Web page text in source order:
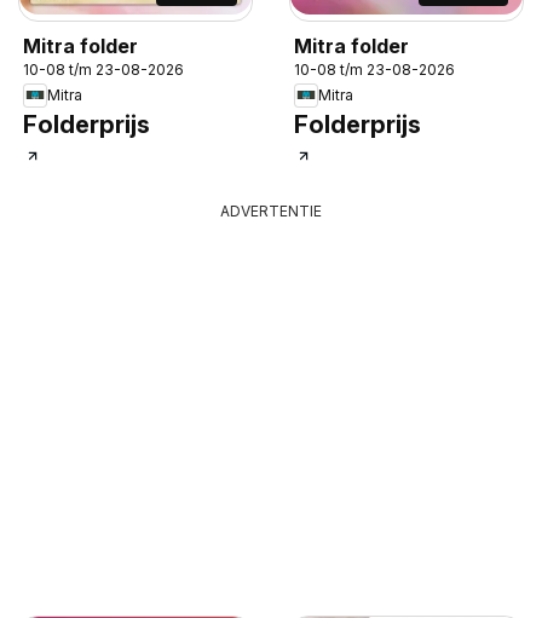
Mitra folder
10-08 t/m 23-08-2026
Mitra
Folderprijs
Mitra folder
10-08 t/m 23-08-2026
Mitra
Folderprijs
ADVERTENTIE